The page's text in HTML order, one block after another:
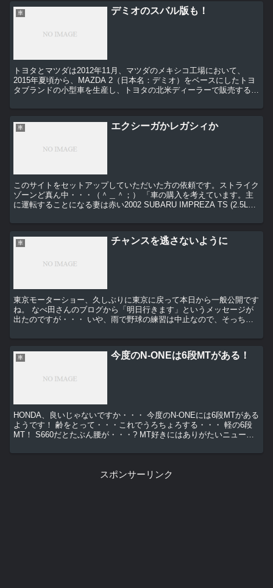
車 デミオのスバル版も！
トヨタとマツダは2012年11月、マツダのメキシコ工場において、
2015年夏頃から、MAZDA 2（日本名：デミオ）をベースにしたトヨ
タブランドの小型車を生産し、トヨタの北米ディーラーで販売する、
車 エクシーガかレガシィか
このサイトをセットアップしていただいた方の依頼です。ストライク
ゾーンど真ん中・・・（＾＿＾；） 「車の購入を考えています。主
に運転することになる妻は赤い2002 SUBARU IMPREZA TS (2.5L
車 チャンスを逃さないように
東京モーターショー、久しぶりに東京に戻って本日から一般公開です
ね。 なべ田さんのブログから「明日行きます」というメッセージが
出たのですが・・・ いや、雨で野球の練習は中止なので、そっちは
車 今度のN-ONEは6段MTがある！
HONDA、良いじゃないですか・・・ 今度のN-ONEには6段MTがある
ようです！ 齢をとって・・・これでうろちょろする・・・ 軽の6段
MT！ S660だとたぶん腰が・・・? MT好きにはありがたいニュース
スポンサーリンク